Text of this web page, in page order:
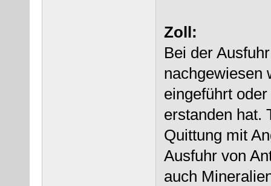
Zoll:
Bei der
nachgewiesen
eingeführt
erstanden hat.
Quittung mit
Ausfuhr von
auch